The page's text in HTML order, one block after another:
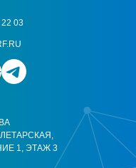
1, ЭТАЖ 3
03